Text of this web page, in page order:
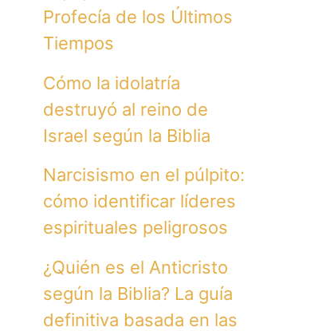
Profecía de los Últimos
Tiempos
Cómo la idolatría
destruyó al reino de
Israel según la Biblia
Narcisismo en el púlpito:
cómo identificar líderes
espirituales peligrosos
¿Quién es el Anticristo
según la Biblia? La guía
definitiva basada en las